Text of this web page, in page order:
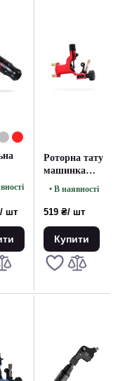
/ шт
Роторна тату
машинка
Rotary
• В наявності
519 ₴/ шт
Купити